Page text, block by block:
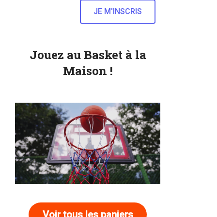
Jouez au Basket à la
Maison !
Voir tous les paniers